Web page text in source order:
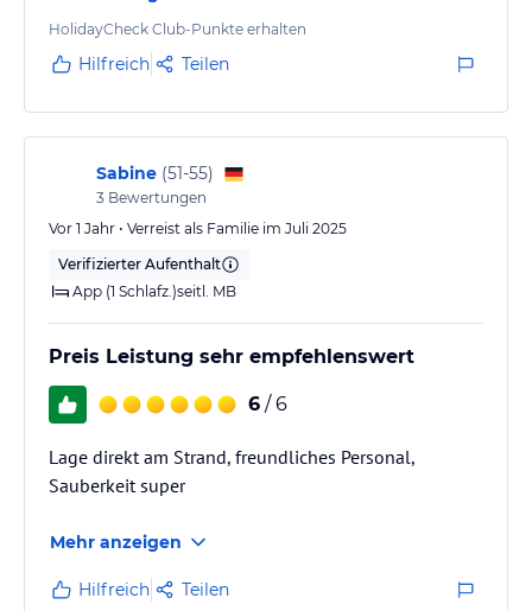
HolidayCheck Club-Punkte erhalten
Hilfreich Teilen
Sabine (51-55)
3 Bewertungen
Vor 1 Jahr • Verreist als Familie im Juli 2025
Verifizierter Aufenthalt
App (1 Schlafz.)seitl. MB
Preis Leistung sehr empfehlenswert
6 / 6
Lage direkt am Strand, freundliches Personal,
Sauberkeit super
Mehr anzeigen
Hilfreich Teilen